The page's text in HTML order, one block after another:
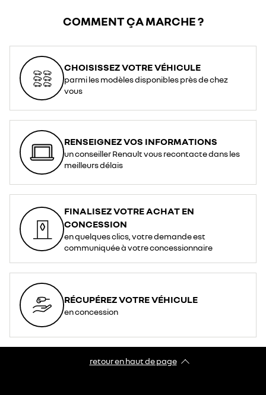
COMMENT ÇA MARCHE ?
CHOISISSEZ VOTRE VÉHICULE
parmi les modèles disponibles près de chez
vous
RENSEIGNEZ VOS INFORMATIONS
un conseiller Renault vous recontacte dans les
meilleurs délais
FINALISEZ VOTRE ACHAT EN
CONCESSION
en quelques clics, votre demande est
communiquée à votre concessionnaire
RÉCUPÉREZ VOTRE VÉHICULE
en concession
retour en haut de page​